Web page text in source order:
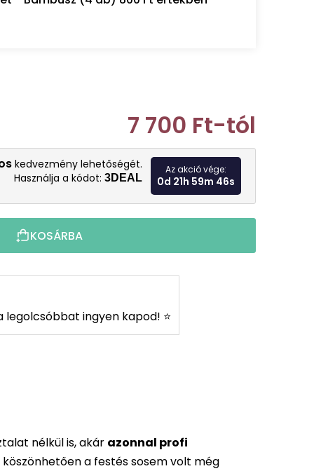
7 700 Ft-tól
Egységár:
kedvezmény lehetőségét.
Használja a kódot: 3DEAL
Az akció vége:
0d 21h 59m 45s
KOSÁRBA
legolcsóbbat ingyen kapod! ⭐
nélkül is, akár azonnal profi
a festés sosem volt még